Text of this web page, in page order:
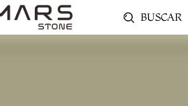
BUSCAR